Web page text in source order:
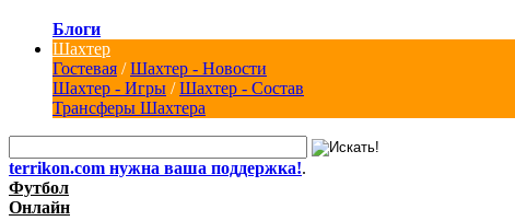
Блоги
Шахтер
Гостевая /Шахтер - Новости
Шахтер - Игры /Шахтер - Состав
Трансферы Шахтера
terrikon.com нужна ваша поддержка!.
Футбол
Онлайн